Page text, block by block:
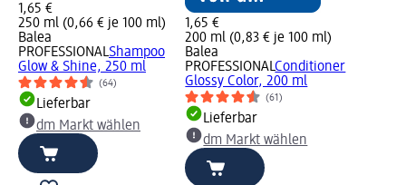
1,65 €
250 ml (0,66 € je 100 ml)
Balea
PROFESSIONALShampoo
Glow & Shine, 250 ml
(64)
Lieferbar
dm Markt wählen
1,65 €
200 ml (0,83 € je 100 ml)
Balea
PROFESSIONALConditioner
Glossy Color, 200 ml
(61)
Lieferbar
dm Markt wählen